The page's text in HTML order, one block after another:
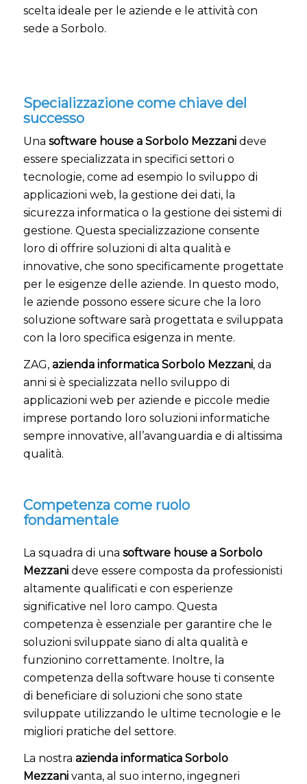
scelta ideale per le aziende e le attività con
sede a Sorbolo.
Specializzazione come chiave del
successo
Una software house a Sorbolo Mezzanideve
essere specializzata in specifici settori o
tecnologie, come ad esempio lo sviluppo di
applicazioni web, la gestione dei dati, la
sicurezza informatica o la gestione dei sistemi di
gestione. Questa specializzazione consente
loro di offrire soluzioni di alta qualità e
innovative, che sono specificamente progettate
per le esigenze delle aziende. In questo modo,
le aziende possono essere sicure che la loro
soluzione software sarà progettata e sviluppata
con la loro specifica esigenza in mente.
ZAG, azienda informatica Sorbolo Mezzani, da
anni si è specializzata nello sviluppo di
applicazioni web per aziende e piccole medie
imprese portando loro soluzioni informatiche
sempre innovative, all’avanguardia e di altissima
qualità.
Competenza come ruolo
fondamentale
La squadra di una software house a Sorbolo
Mezzanideve essere composta da professionisti
altamente qualificati e con esperienze
significative nel loro campo. Questa
competenza è essenziale per garantire che le
soluzioni sviluppate siano di alta qualità e
funzionino correttamente. Inoltre, la
competenza della software house ti consente
di beneficiare di soluzioni che sono state
sviluppate utilizzando le ultime tecnologie e le
migliori pratiche del settore.
La nostra azienda informatica Sorbolo
Mezzanivanta, al suo interno, ingegneri